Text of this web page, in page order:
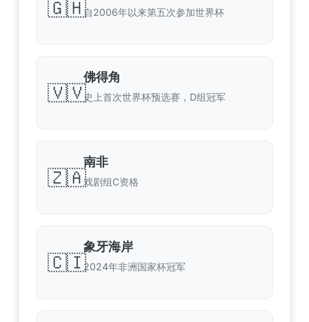
🇬🇭自2006年以来第五次参加世界杯
🇻🇻
佛得角
史上首次世界杯预选赛，D组冠军
🇿🇦
南非
戏剧组C资格
🇨🇮
象牙海岸
2024年非洲国家杯冠军